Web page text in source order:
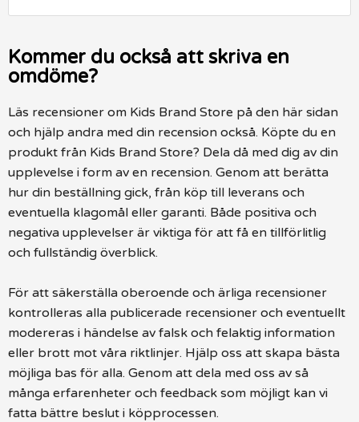
Kommer du också att skriva en
omdöme?
Läs recensioner om Kids Brand Store på den här sidan
och hjälp andra med din recension också. Köpte du en
produkt från Kids Brand Store? Dela då med dig av din
upplevelse i form av en recension. Genom att berätta
hur din beställning gick, från köp till leverans och
eventuella klagomål eller garanti. Både positiva och
negativa upplevelser är viktiga för att få en tillförlitlig
och fullständig överblick.
För att säkerställa oberoende och ärliga recensioner
kontrolleras alla publicerade recensioner och eventuellt
modereras i händelse av falsk och felaktig information
eller brott mot våra riktlinjer. Hjälp oss att skapa bästa
möjliga bas för alla. Genom att dela med oss av så
många erfarenheter och feedback som möjligt kan vi
fatta bättre beslut i köpprocessen.